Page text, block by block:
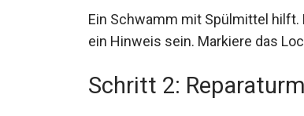
Ein Schwamm mit Spülmittel
ein Hinweis sein. Markiere das
Schritt 2: